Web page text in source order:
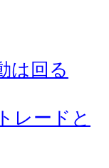
は回る
レードと